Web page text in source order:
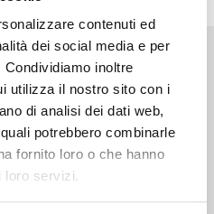
contenuti ed
dei social media e per
inoltre
utilizza il nostro sito con i
di analisi dei dati web,
potrebbero combinarle
fornito loro o che hanno
loro servizi.
serie